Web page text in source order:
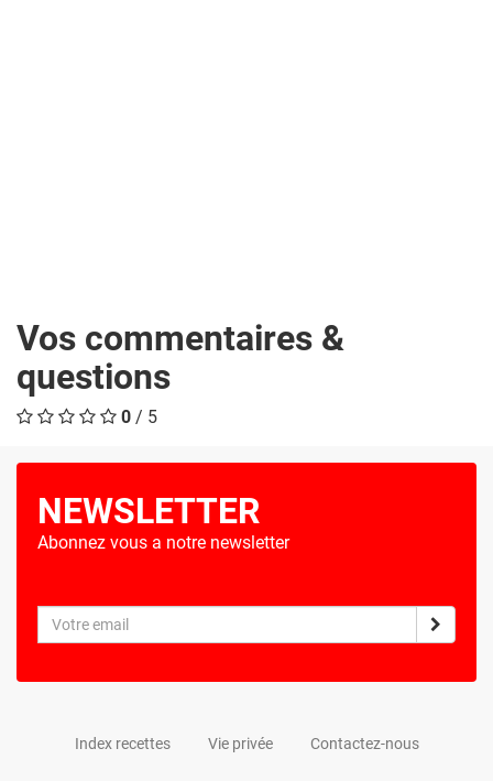
Vos commentaires &
questions
0 / 5
NEWSLETTER
Abonnez vous a notre newsletter
Index recettes Vie privée Contactez-nous